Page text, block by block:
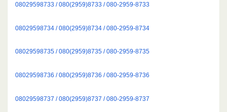
08029598733 / 080(2959)8733 / 080-2959-8733
08029598734 / 080(2959)8734 / 080-2959-8734
08029598735 / 080(2959)8735 / 080-2959-8735
08029598736 / 080(2959)8736 / 080-2959-8736
08029598737 / 080(2959)8737 / 080-2959-8737